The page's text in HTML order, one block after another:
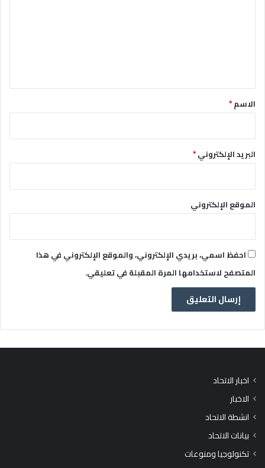
*الاسم*
البريد الإلكتروني*
الموقع الإلكتروني
احفظ اسمي، بريدي الإلكتروني، والموقع الإلكتروني في هذا
المتصفح لاستخدامها المرة المقبلة في تعليقي.
اخبار الاتحاد
الاخبار
انشطة الاتحاد
بيانات الاتحاد
تكنولوجيا ومنوعات